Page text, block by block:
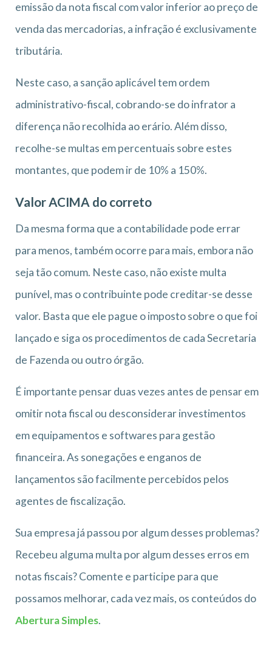
emissão da nota fiscal com valor inferior ao preço de
venda das mercadorias, a infração é exclusivamente
tributária.
Neste caso, a sanção aplicável tem ordem
administrativo-fiscal, cobrando-se do infrator a
diferença não recolhida ao erário. Além disso,
recolhe-se multas em percentuais sobre estes
montantes, que podem ir de 10% a 150%.
Valor ACIMA do correto
Da mesma forma que a contabilidade pode errar
para menos, também ocorre para mais, embora não
seja tão comum. Neste caso, não existe multa
punível, mas o contribuinte pode creditar-se desse
valor. Basta que ele pague o imposto sobre o que foi
lançado e siga os procedimentos de cada Secretaria
de Fazenda ou outro órgão.
É importante pensar duas vezes antes de pensar em
omitir nota fiscal ou desconsiderar investimentos
em equipamentos e softwares para gestão
financeira. As sonegações e enganos de
lançamentos são facilmente percebidos pelos
agentes de fiscalização.
Sua empresa já passou por algum desses problemas?
Recebeu alguma multa por algum desses erros em
notas fiscais? Comente e participe para que
possamos melhorar, cada vez mais, os conteúdos do
Abertura Simples.